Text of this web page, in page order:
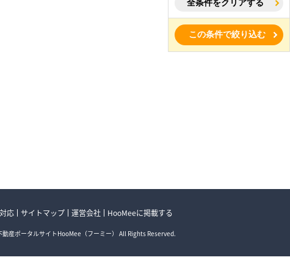
全条件をクリアする
この条件で絞り込む
応 サイトマップ 運営会社 HooMeeに掲載する
産ポータルサイトHooMee（フーミー） All Rights Reserved.